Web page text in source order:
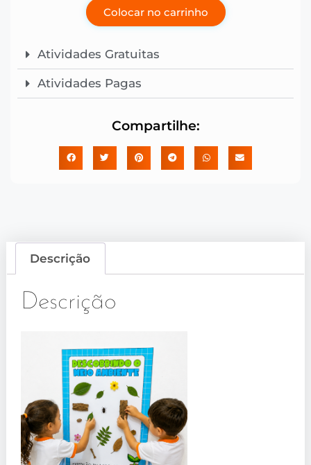
Colocar no carrinho
Atividades Gratuitas
Atividades Pagas
Compartilhe:
Descrição
Descrição